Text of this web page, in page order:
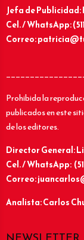
Jefa de
Cel. / WhatsApp:
Correo:
Prohibida la
publicados en este
de los editores.
Director General:
Cel. / WhatsApp:
Correo:
Analista: Carlos